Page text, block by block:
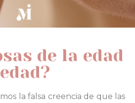
de la edad
la falsa creencia de que las